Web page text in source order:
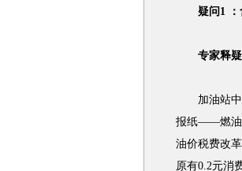
疑问1
专家释疑：
加油站中
报纸——燃油
油价税费改
原有0.2元消